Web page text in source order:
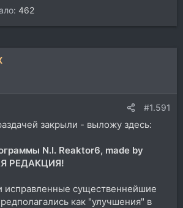
462
#1.591
закрыли - выложу здесь:
N.I. Reaktor6, made by
РЕДАКЦИЯ!
исправленные существеннейшие
как "улучшения" в